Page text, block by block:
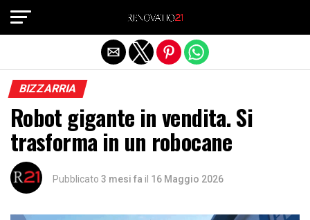
BIZZARRIA
Robot gigante in vendita. Si
trasforma in un robocane
Pubblicato 3 mesi fa il 16 Maggio 2026
Exit mobile version